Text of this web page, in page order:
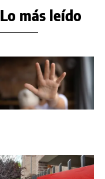
Lo más leído